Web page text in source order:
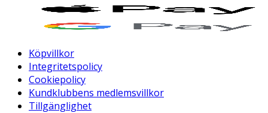
Köpvillkor
Integritetspolicy
Cookiepolicy
Kundklubbens medlemsvillkor
Tillgänglighet